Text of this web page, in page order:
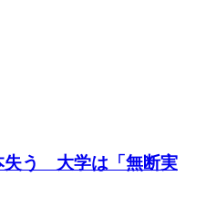
失う 大学は「無断実